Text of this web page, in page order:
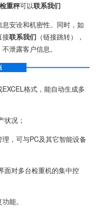
重秤可以联系我们
安诠和机密性。同时，如
接联系我们 （链接跳转），
泄露客户信息。
格式，能自动生成多
况；
，可与PC及其它智能设备
面对多台检重机的集中控
能。